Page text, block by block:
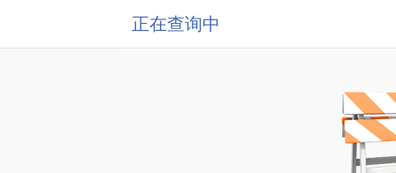
正在查询中